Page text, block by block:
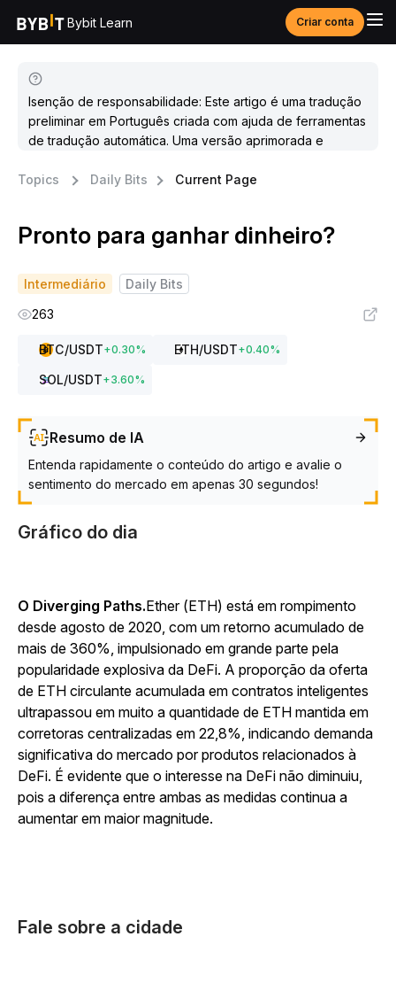
Bybit Learn Criar conta
Isenção de responsabilidade: Este artigo é uma tradução
preliminar em Português criada com ajuda de ferramentas
de tradução automática. Uma versão aprimorada e
Topics
Daily Bits Current Page
Pronto para ganhar dinheiro?
Intermediário
Daily Bits
263
BTC/USDT+0.30% ETH/USDT+0.40%
SOL/USDT+3.60%
Resumo de IA
Entenda rapidamente o conteúdo do artigo e avalie o
sentimento do mercado em apenas 30 segundos!
Gráfico do dia
O Diverging Paths.Ether (ETH) está em rompimento
desde agosto de 2020, com um retorno acumulado de
mais de 360%, impulsionado em grande parte pela
popularidade explosiva da DeFi. A proporção da oferta
de ETH circulante acumulada em contratos inteligentes
ultrapassou em muito a quantidade de ETH mantida em
corretoras centralizadas em 22,8%, indicando demanda
significativa do mercado por produtos relacionados à
DeFi. É evidente que o interesse na DeFi não diminuiu,
pois a diferença entre ambas as medidas continua a
aumentar em maior magnitude.
Fale sobre a cidade